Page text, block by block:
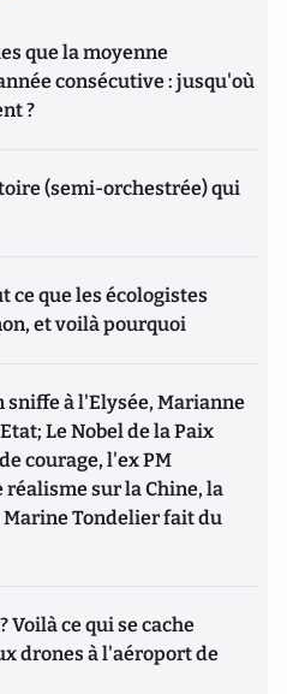
que la moyenne
consécutive : jusqu'où
?
(semi-orchestrée) qui
ce que les écologistes
et voilà pourquoi
sniffe à l'Elysée, Marianne
Le Nobel de la Paix
courage, l'ex PM
sur la Chine, la
Marine Tondelier fait du
Voilà ce qui se cache
drones à l'aéroport de